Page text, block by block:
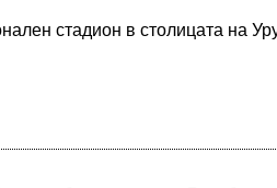
стадион в столицата на